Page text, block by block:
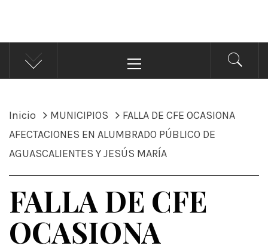
ÁNDALE NOTICIAS
Noticias
principal
Inicio MUNICIPIOS
FALLA DE CFE OCASIONA
AFECTACIONES EN ALUMBRADO PÚBLICO DE
AGUASCALIENTES Y JESÚS MARÍA
FALLA DE CFE
OCASIONA